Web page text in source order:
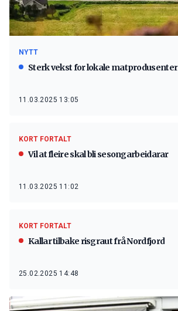
NYTT
Sterk vekst for lokale matprodusenter
11.03.2025 13:05
KORT FORTALT
Vil at fleire skal bli sesongarbeidarar
11.03.2025 11:02
KORT FORTALT
Kallar tilbake risgraut frå Nordfjord
25.02.2025 14:48